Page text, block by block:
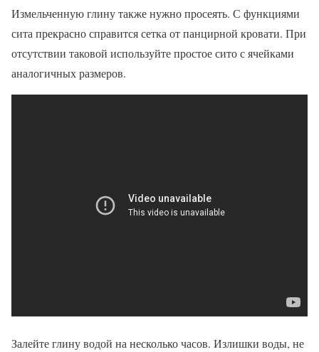
Измельченную глину также нужно просеять. С функциями
сита прекрасно справится сетка от панцирной кровати. При
отсутствии таковой используйте простое сито с ячейками
аналогичных размеров.
Залейте глину водой на несколько часов. Излишки воды, не